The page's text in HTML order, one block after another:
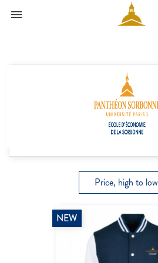

EES-Paris1
Price, high to low
NEW